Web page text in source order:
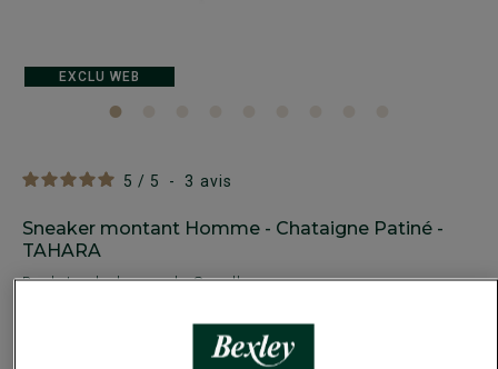
5 / 5 - 3 avis
Sneaker montant Homme - Chataigne Patiné -
TAHARA
Baskets - look casual - Semelle gomme
79,00 € PRIX D'ÉTÉ
EXCLU WEB